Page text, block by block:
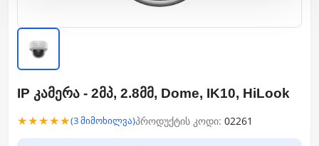
IP კამერა - 2მპ, 2.8მმ, Dome, IK10, HiLook
★★★★★(3 მიმოხილვა)პროდუქტის კოდი: 02261